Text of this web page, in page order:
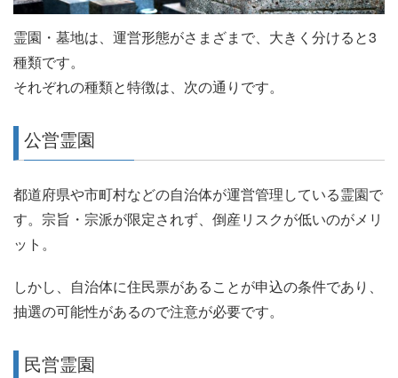
霊園・墓地は、運営形態がさまざまで、大きく分けると3
種類です。
それぞれの種類と特徴は、次の通りです。
公営霊園
都道府県や市町村などの自治体が運営管理している霊園で
す。宗旨・宗派が限定されず、倒産リスクが低いのがメリ
ット。
しかし、自治体に住民票があることが申込の条件であり、
抽選の可能性があるので注意が必要です。
民営霊園